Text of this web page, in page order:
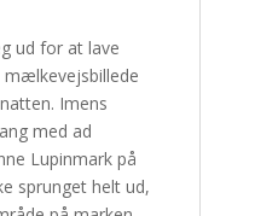
ud for at lave
Imens
med ad
Lupinmark på
sprunget helt ud,